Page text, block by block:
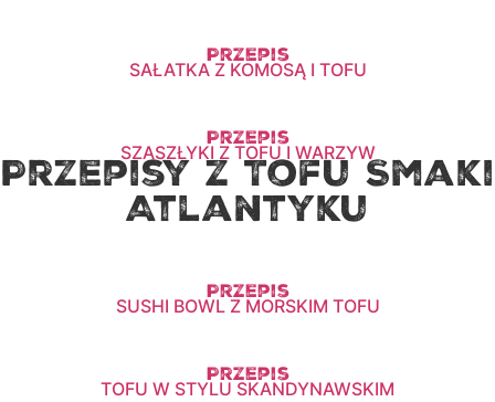
Przepis
SAŁATKA Z KOMOSĄ I TOFU
Przepis
SZASZŁYKI Z TOFU I WARZYW
Przepisy z Tofu Smaki
Atlantyku
Przepis
SUSHI BOWL Z MORSKIM TOFU
Przepis
TOFU W STYLU SKANDYNAWSKIM